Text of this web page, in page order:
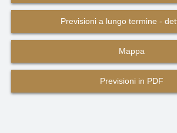
Previsioni a lungo termine -
Mappa
Previsioni in PDF